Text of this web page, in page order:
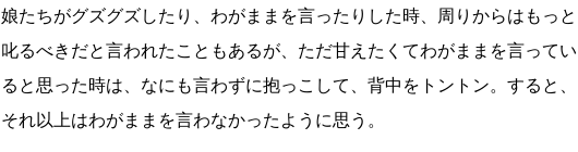
娘たちがグズグズしたり、わがままを言ったりした時、周りからはもっと
叱るべきだと言われたこともあるが、ただ甘えたくてわがままを言ってい
ると思った時は、なにも言わずに抱っこして、背中をトントン。すると、
それ以上はわがままを言わなかったように思う。